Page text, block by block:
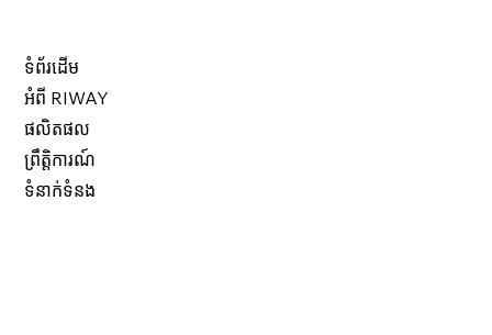
ទំព័រដើម
អំពី RIWAY
ផលិតផល
ព្រឹត្តិការណ៍
ទំនាក់ទំនង